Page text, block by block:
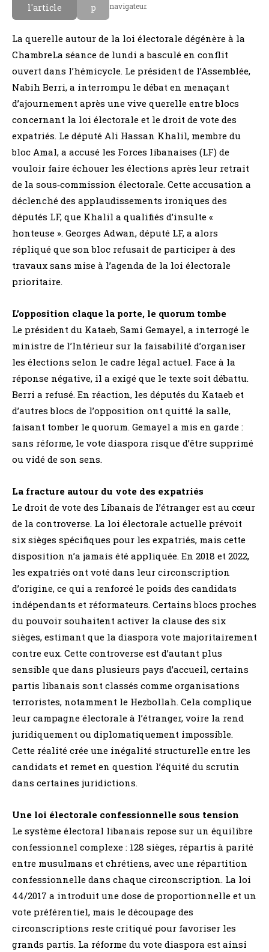
l'article
p
navigateur.
La querelle autour de la loi électorale dégénère à la
ChambreLa séance de lundi a basculé en conflit
ouvert dans l’hémicycle. Le président de l’Assemblée,
Nabih Berri, a interrompu le débat en menaçant
d’ajournement après une vive querelle entre blocs
concernant la loi électorale et le droit de vote des
expatriés. Le député Ali Hassan Khalil, membre du
bloc Amal, a accusé les Forces libanaises (LF) de
vouloir faire échouer les élections après leur retrait
de la sous‑commission électorale. Cette accusation a
déclenché des applaudissements ironiques des
députés LF, que Khalil a qualifiés d’insulte «
honteuse ». Georges Adwan, député LF, a alors
répliqué que son bloc refusait de participer à des
travaux sans mise à l’agenda de la loi électorale
prioritaire.
L’opposition claque la porte, le quorum tombe
Le président du Kataeb, Sami Gemayel, a interrogé le
ministre de l’Intérieur sur la faisabilité d’organiser
les élections selon le cadre légal actuel. Face à la
réponse négative, il a exigé que le texte soit débattu.
Berri a refusé. En réaction, les députés du Kataeb et
d’autres blocs de l’opposition ont quitté la salle,
faisant tomber le quorum. Gemayel a mis en garde :
sans réforme, le vote diaspora risque d’être supprimé
ou vidé de son sens.
La fracture autour du vote des expatriés
Le droit de vote des Libanais de l’étranger est au cœur
de la controverse. La loi électorale actuelle prévoit
six sièges spécifiques pour les expatriés, mais cette
disposition n’a jamais été appliquée. En 2018 et 2022,
les expatriés ont voté dans leur circonscription
d’origine, ce qui a renforcé le poids des candidats
indépendants et réformateurs. Certains blocs proches
du pouvoir souhaitent activer la clause des six
sièges, estimant que la diaspora vote majoritairement
contre eux. Cette controverse est d’autant plus
sensible que dans plusieurs pays d’accueil, certains
partis libanais sont classés comme organisations
terroristes, notamment le Hezbollah. Cela complique
leur campagne électorale à l’étranger, voire la rend
juridiquement ou diplomatiquement impossible.
Cette réalité crée une inégalité structurelle entre les
candidats et remet en question l’équité du scrutin
dans certaines juridictions.
Une loi électorale confessionnelle sous tension
Le système électoral libanais repose sur un équilibre
confessionnel complexe : 128 sièges, répartis à parité
entre musulmans et chrétiens, avec une répartition
confessionnelle dans chaque circonscription. La loi
44/2017 a introduit une dose de proportionnelle et un
vote préférentiel, mais le découpage des
circonscriptions reste critiqué pour favoriser les
grands partis. La réforme du vote diaspora est ainsi